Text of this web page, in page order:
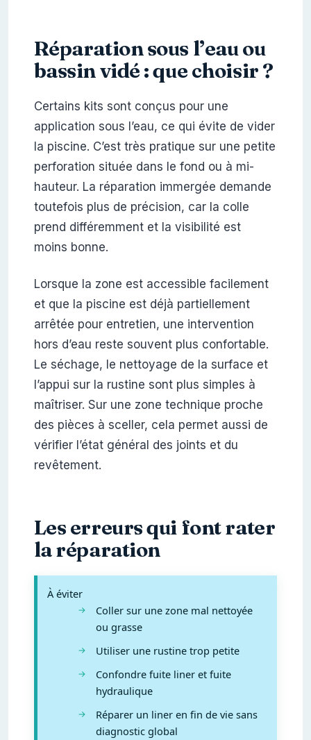
Réparation sous l’eau ou
bassin vidé : que choisir ?
Certains kits sont conçus pour une
application sous l’eau, ce qui évite de vider
la piscine. C’est très pratique sur une petite
perforation située dans le fond ou à mi-
hauteur. La réparation immergée demande
toutefois plus de précision, car la colle
prend différemment et la visibilité est
moins bonne.
Lorsque la zone est accessible facilement
et que la piscine est déjà partiellement
arrêtée pour entretien, une intervention
hors d’eau reste souvent plus confortable.
Le séchage, le nettoyage de la surface et
l’appui sur la rustine sont plus simples à
maîtriser. Sur une zone technique proche
des pièces à sceller, cela permet aussi de
vérifier l’état général des joints et du
revêtement.
Les erreurs qui font rater
la réparation
À éviter
Coller sur une zone mal nettoyée
ou grasse
Utiliser une rustine trop petite
Confondre fuite liner et fuite
hydraulique
Réparer un liner en fin de vie sans
diagnostic global